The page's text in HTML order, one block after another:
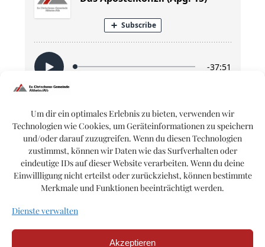
Um dir ein optimales Erlebnis zu bieten, verwenden wir
Technologien wie Cookies, um Geräteinformationen zu speichern
und/oder darauf zuzugreifen. Wenn du diesen Technologien
zustimmst, können wir Daten wie das Surfverhalten oder
eindeutige IDs auf dieser Website verarbeiten. Wenn du deine
Einwillligung nicht erteilst oder zurückziehst, können bestimmte
Merkmale und Funktionen beeinträchtigt werden.
Dienste verwalten
Akzeptieren
Bibel: Apostelgeschichte 15